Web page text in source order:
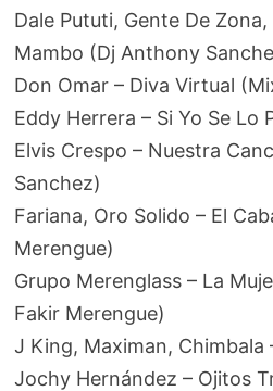
Dale Pututi, Gente De
Mambo (Dj Anthony
Don Omar – Diva Virtual
Eddy Herrera – Si Yo Se Lo
Elvis Crespo – Nuestra
Sanchez)
Fariana, Oro Solido – El
Merengue)
Grupo Merenglass – La
Fakir Merengue)
J King, Maximan, Chimbala
Jochy Hernández – Ojitos